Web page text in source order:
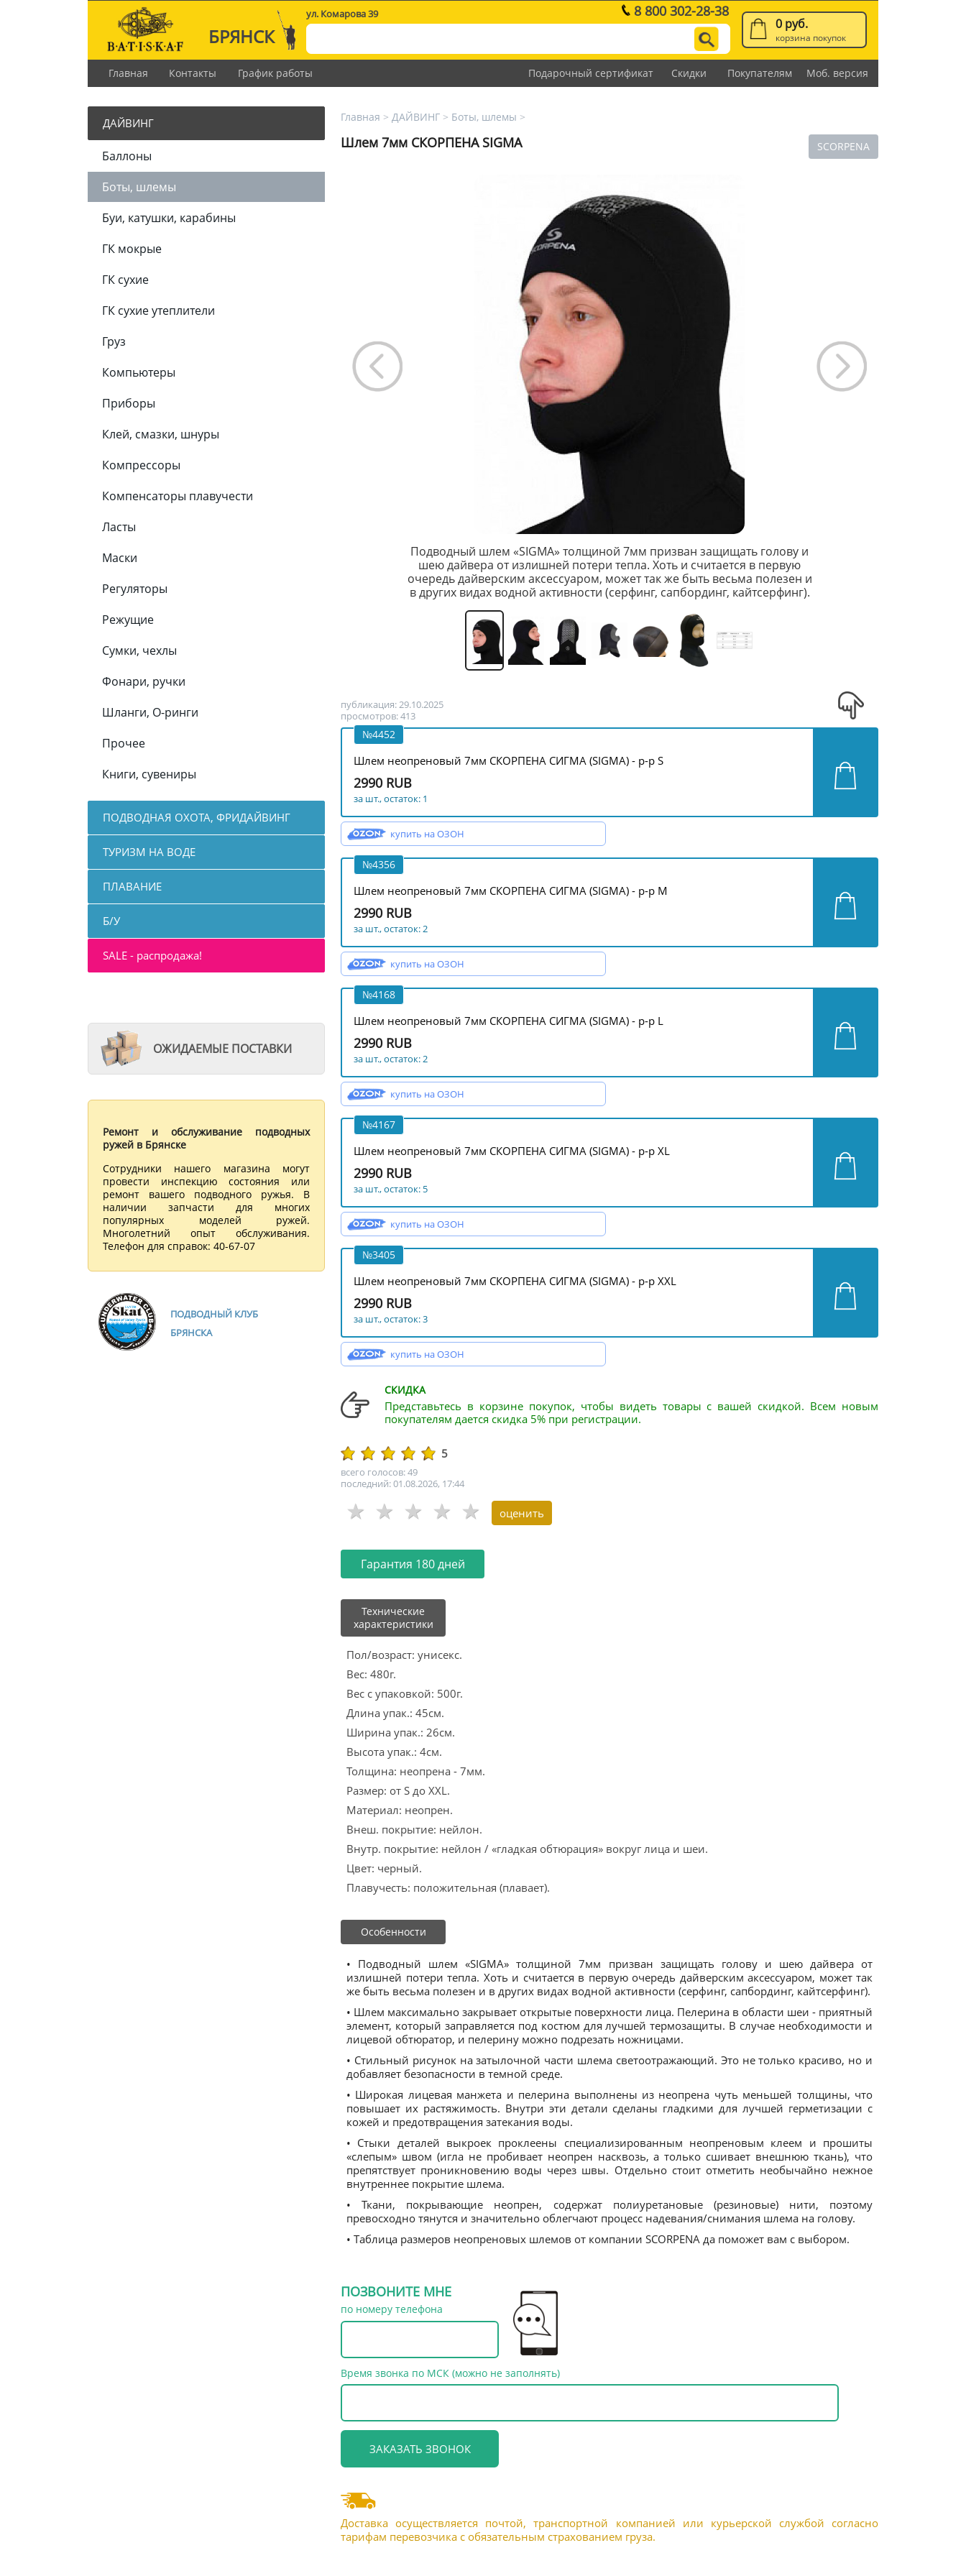
БРЯНСК
ул. Комарова 39 8 800 302-28-38
0 руб.
корзина покупок
Главная Контакты График работы Подарочный сертификат Скидки Покупателям Моб. версия
ДАЙВИНГ
Баллоны
Боты, шлемы
Буи, катушки, карабины
ГК мокрые
ГК сухие
ГК сухие утеплители
Груз
Компьютеры
Приборы
Клей, смазки, шнуры
Компрессоры
Компенсаторы плавучести
Ласты
Маски
Регуляторы
Режущие
Сумки, чехлы
Фонари, ручки
Шланги, О-ринги
Прочее
Книги, сувениры
ПОДВОДНАЯ ОХОТА, ФРИДАЙВИНГ
ТУРИЗМ НА ВОДЕ
ПЛАВАНИЕ
Б/У
SALE - распродажа!
ОЖИДАЕМЫЕ ПОСТАВКИ
Ремонт и обслуживание подводных
ружей в Брянске
Сотрудники нашего магазина могут
провести инспекцию состояния или
ремонт вашего подводного ружья. В
наличии запчасти для многих
популярных моделей ружей.
Многолетний опыт обслуживания.
Телефон для справок: 40-67-07
ПОДВОДНЫЙ КЛУБ
БРЯНСКА
Главная > ДАЙВИНГ > Боты, шлемы >
SCORPENA
Шлем 7мм СКОРПЕНА SIGMA
Подводный шлем «SIGMA» толщиной 7мм призван защищать голову и
шею дайвера от излишней потери тепла. Хоть и считается в первую
очередь дайверским аксессуаром, может так же быть весьма полезен и
в других видах водной активности (серфинг, сапбординг, кайтсерфинг).
публикация: 29.10.2025
просмотров: 413
№4452
Шлем неопреновый 7мм СКОРПЕНА СИГМА (SIGMA) - р-р S
2990 RUB
за шт., остаток: 1
купить на ОЗОН
№4356
Шлем неопреновый 7мм СКОРПЕНА СИГМА (SIGMA) - р-р M
2990 RUB
за шт., остаток: 2
купить на ОЗОН
№4168
Шлем неопреновый 7мм СКОРПЕНА СИГМА (SIGMA) - р-р L
2990 RUB
за шт., остаток: 2
купить на ОЗОН
№4167
Шлем неопреновый 7мм СКОРПЕНА СИГМА (SIGMA) - р-р XL
2990 RUB
за шт., остаток: 5
купить на ОЗОН
№3405
Шлем неопреновый 7мм СКОРПЕНА СИГМА (SIGMA) - р-р XXL
2990 RUB
за шт., остаток: 3
купить на ОЗОН
СКИДКА
Представьтесь в корзине покупок, чтобы видеть товары с вашей скидкой. Всем новым
покупателям дается скидка 5% при регистрации.
5
всего голосов: 49
последний: 01.08.2026, 17:44
Гарантия 180 дней
Технические
характеристики
Пол/возраст: унисекс.
Вес: 480г.
Вес с упаковкой: 500г.
Длина упак.: 45см.
Ширина упак.: 26см.
Высота упак.: 4см.
Толщина: неопрена - 7мм.
Размер: от S до XXL.
Материал: неопрен.
Внеш. покрытие: нейлон.
Внутр. покрытие: нейлон / «гладкая обтюрация» вокруг лица и шеи.
Цвет: черный.
Плавучесть: положительная (плавает).
Особенности
• Подводный шлем «SIGMA» толщиной 7мм призван защищать голову и шею дайвера от
излишней потери тепла. Хоть и считается в первую очередь дайверским аксессуаром, может так
же быть весьма полезен и в других видах водной активности (серфинг, сапбординг, кайтсерфинг).
• Шлем максимально закрывает открытые поверхности лица. Пелерина в области шеи - приятный
элемент, который заправляется под костюм для лучшей термозащиты. В случае необходимости и
лицевой обтюратор, и пелерину можно подрезать ножницами.
• Стильный рисунок на затылочной части шлема светоотражающий. Это не только красиво, но и
добавляет безопасности в темной среде.
• Широкая лицевая манжета и пелерина выполнены из неопрена чуть меньшей толщины, что
повышает их растяжимость. Внутри эти детали сделаны гладкими для лучшей герметизации с
кожей и предотвращения затекания воды.
• Стыки деталей выкроек проклеены специализированным неопреновым клеем и прошиты
«слепым» швом (игла не пробивает неопрен насквозь, а только сшивает внешнюю ткань), что
препятствует проникновению воды через швы. Отдельно стоит отметить необычайно нежное
внутреннее покрытие шлема.
• Ткани, покрывающие неопрен, содержат полиуретановые (резиновые) нити, поэтому
превосходно тянутся и значительно облегчают процесс надевания/снимания шлема на голову.
• Таблица размеров неопреновых шлемов от компании SCORPENA да поможет вам с выбором.
ПОЗВОНИТЕ МНЕ
по номеру телефона
Время звонка по МСК (можно не заполнять)
Доставка осуществляется почтой, транспортной компанией или курьерской службой согласно
тарифам перевозчика с обязательным страхованием груза.